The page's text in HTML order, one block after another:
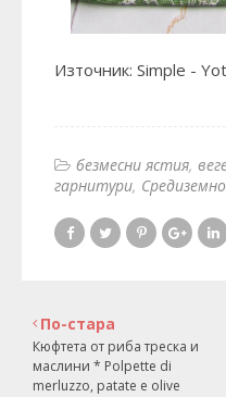
Източник: Simple -
безмесни ястия
гарнитури
По-стара
Кюфтета от риба треска и
маслини * Polpette di
merluzzo, patate e olive